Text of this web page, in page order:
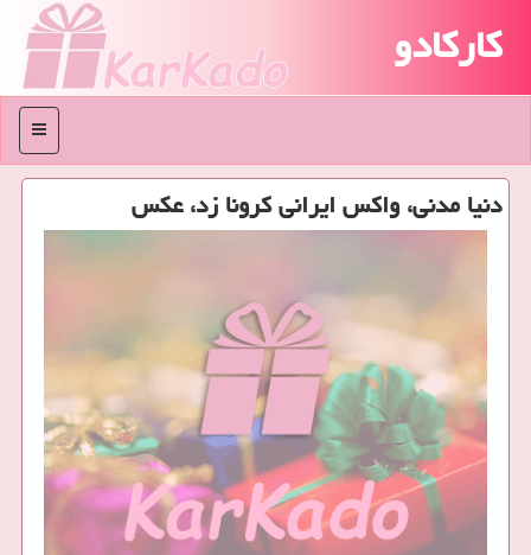
کارکادو
منو
دنیا مدنی، واكس ایرانی كرونا زد، عكس